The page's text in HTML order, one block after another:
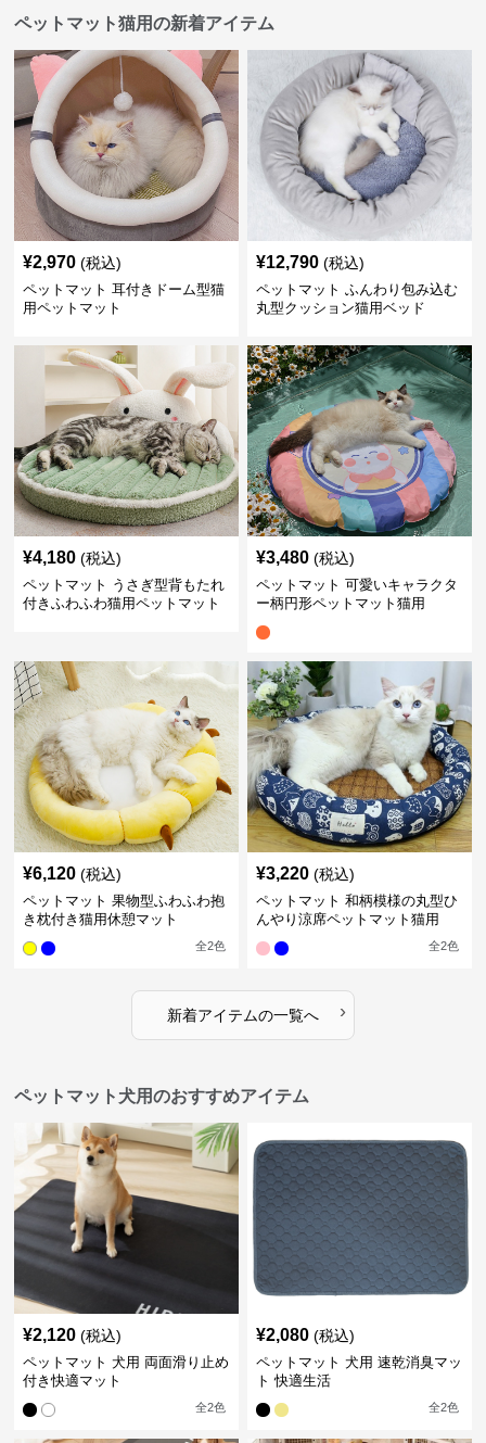
ペットマット猫用の新着アイテム
¥2,970 (税込)
ペットマット 耳付きドーム型猫
用ペットマット
¥12,790 (税込)
ペットマット ふんわり包み込む
丸型クッション猫用ベッド
¥4,180 (税込)
ペットマット うさぎ型背もたれ
付きふわふわ猫用ペットマット
¥3,480 (税込)
ペットマット 可愛いキャラクタ
ー柄円形ペットマット猫用
¥6,120 (税込)
ペットマット 果物型ふわふわ抱
き枕付き猫用休憩マット
全2色
¥3,220 (税込)
ペットマット 和柄模様の丸型ひ
んやり涼席ペットマット猫用
全2色
新着アイテムの一覧へ ›
ペットマット犬用のおすすめアイテム
¥2,120 (税込)
ペットマット 犬用 両面滑り止め
付き快適マット
全2色
¥2,080 (税込)
ペットマット 犬用 速乾消臭マッ
ト 快適生活
全2色